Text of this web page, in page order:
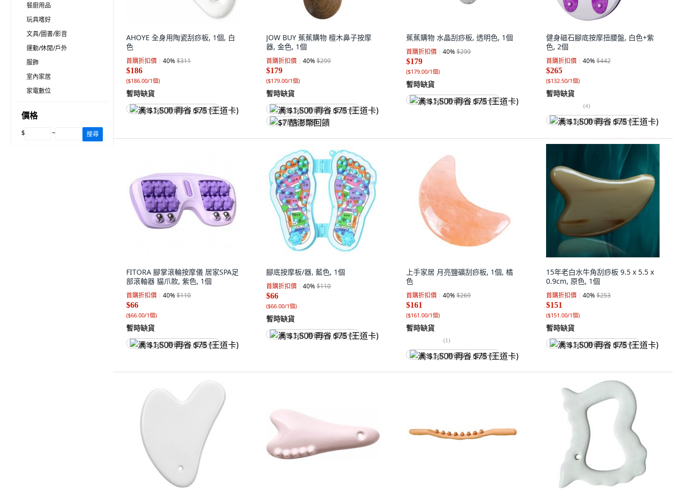
餐廚用品
玩具嗜好
文具/圖書/影音
運動/休閒/戶外
服飾
室內家居
家電數位
價格
$ ~ 搜尋
AHOYE 全身用陶瓷刮痧板, 1個, 白
色
首購折扣價 40%$311
$186
($186.00/1個)
暫時缺貨
满 $1,500 再省 $75 (王道卡)
JOW BUY 蕉蕉購物 檀木鼻子按摩
器, 金色, 1個
首購折扣價 40%$299
$179
($179.00/1個)
暫時缺貨
满 $1,500 再省 $75 (王道卡)
$7 酷澎幣回饋
蕉蕉購物 水晶刮痧板, 透明色, 1個
首購折扣價 40%$299
$179
($179.00/1個)
暫時缺貨
满 $1,500 再省 $75 (王道卡)
健身磁石腳底按摩扭腰盤, 白色+紫
色, 2個
首購折扣價 40%$442
$265
($132.50/1個)
暫時缺貨
(4)
满 $1,500 再省 $75 (王道卡)
FITORA 腳掌滾輪按摩儀 居家SPA足
部滾軸器 貓爪款, 紫色, 1個
首購折扣價 40%$110
$66
($66.00/1個)
暫時缺貨
满 $1,500 再省 $75 (王道卡)
腳底按摩板/器, 藍色, 1個
首購折扣價 40%$110
$66
($66.00/1個)
暫時缺貨
满 $1,500 再省 $75 (王道卡)
上手家居 月亮鹽礦刮痧板, 1個, 橘
色
首購折扣價 40%$269
$161
($161.00/1個)
暫時缺貨
(1)
满 $1,500 再省 $75 (王道卡)
15年老白水牛角刮痧板 9.5 x 5.5 x
0.9cm, 原色, 1個
首購折扣價 40%$253
$151
($151.00/1個)
暫時缺貨
满 $1,500 再省 $75 (王道卡)